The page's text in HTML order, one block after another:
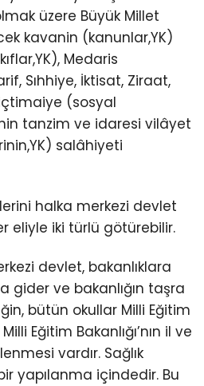
üzere Büyük Millet
kavanin (kanunlar,YK)
Medaris
Sıhhiye, İktisat, Ziraat,
(sosyal
tanzim ve idaresi vilâyet
salâhiyeti
halka merkezi devlet
eliyle iki türlü götürebilir.
devlet, bakanlıklara
gider ve bakanlığın taşra
bütün okullar Milli Eğitim
Eğitim Bakanlığı’nın il ve
vardır. Sağlık
yapılanma içindedir. Bu